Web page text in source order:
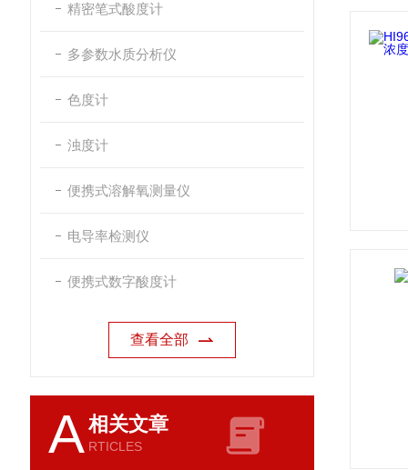
精密笔式酸度计
多参数水质分析仪
色度计
浊度计
便携式溶解氧测量仪
电导率检测仪
便携式数字酸度计
查看全部
A相关文章
RTICLES